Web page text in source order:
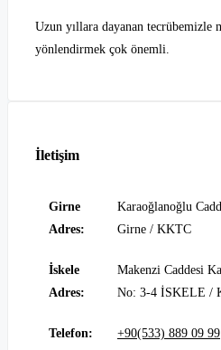
Uzun yıllara dayanan tecrübemizle
yönlendirmek çok önemli.
İletişim
Girne
Adres:
Karaoğlanoğlu
Girne / KKTC
İskele
Adres:
Makenzi Caddesi
No: 3-4 İSKELE /
Telefon: +90(533) 889 09 99